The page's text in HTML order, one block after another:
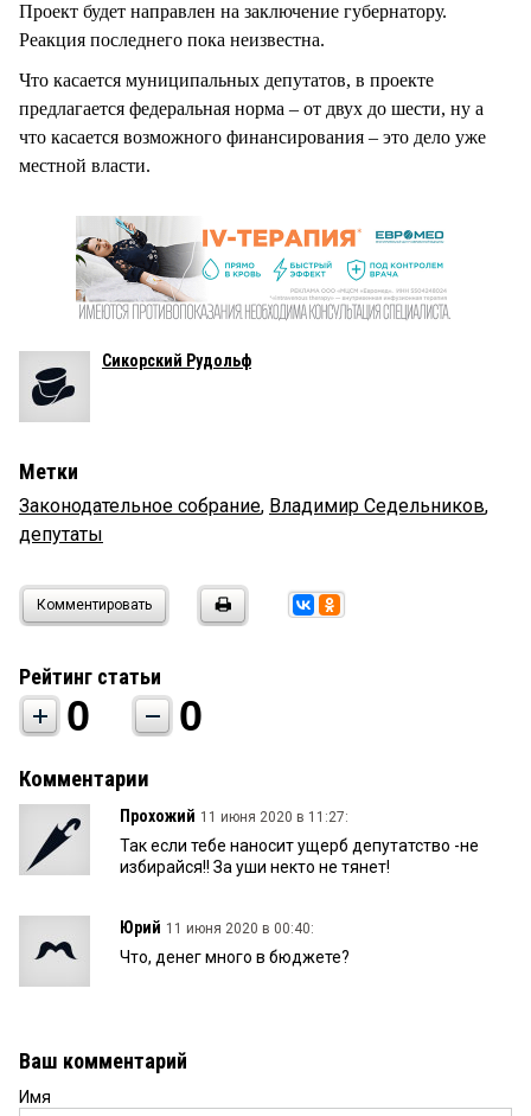
Проект будет направлен на заключение губернатору.
Реакция последнего пока неизвестна.
Что касается муниципальных депутатов, в проекте
предлагается федеральная норма – от двух до шести, ну а
что касается возможного финансирования – это дело уже
местной власти.
Сикорский Рудольф
Метки
Законодательное собрание, Владимир Седельников,
депутаты
Комментировать
Рейтинг статьи
0 0
Комментарии
Прохожий 11 июня 2020 в 11:27:
Так если тебе наносит ущерб депутатство -не
избирайся!! За уши некто не тянет!
Юрий 11 июня 2020 в 00:40:
Что, денег много в бюджете?
Ваш комментарий
Имя